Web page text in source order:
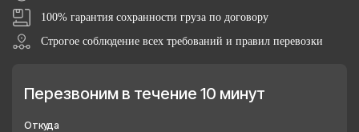
100% гарантия сохранности груза по договору
Строгое соблюдение всех требований и правил перевозки
Перезвоним в течение 10 минут
Откуда